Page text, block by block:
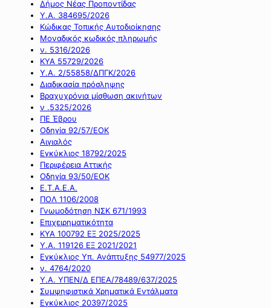
Δήμος Νέας Προποντίδας
Υ.Α. 384695/2026
Κώδικας Τοπικής Αυτοδιοίκησης
Μοναδικός κωδικός πληρωμής
ν. 5316/2026
ΚΥΑ 55729/2026
Υ.Α. 2/55858/ΔΠΓΚ/2026
Διαδικασία πρόσληψης
Βραχυχρόνια μίσθωση ακινήτων
ν .5325/2026
ΠΕ Έβρου
Οδηγία 92/57/ΕΟΚ
Αιγιαλός
Εγκύκλιος 18792/2025
Περιφέρεια Αττικής
Οδηγία 93/50/ΕΟΚ
Ε.Τ.Α.Ε.Α.
ΠΟΛ 1106/2008
Γνωμοδότηση ΝΣΚ 671/1993
Επιχειρηματικότητα
ΚΥΑ 100792 ΕΞ 2025/2025
Υ.Α. 119126 ΕΞ 2021/2021
Εγκύκλιος Υπ. Ανάπτυξης 54977/2025
ν. 4764/2020
Υ.Α. ΥΠΕΝ/Δ ΕΠΕΑ/78489/637/2025
Συμψηφιστικά Χρηματικά Εντάλματα
Εγκύκλιος 20397/2025